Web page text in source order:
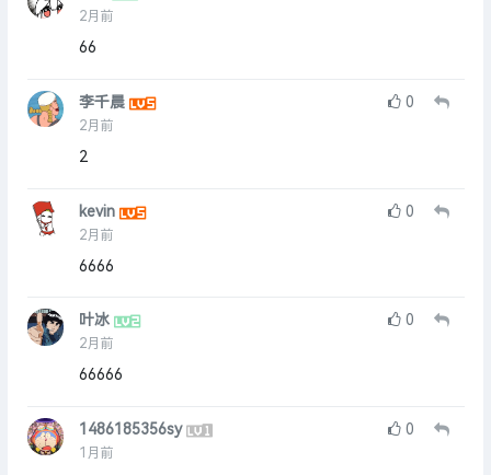
2月前
66
李千晨
2月前
0
2
kevin
2月前
0
6666
叶冰
2月前
0
66666
1486185356sy
1月前
0